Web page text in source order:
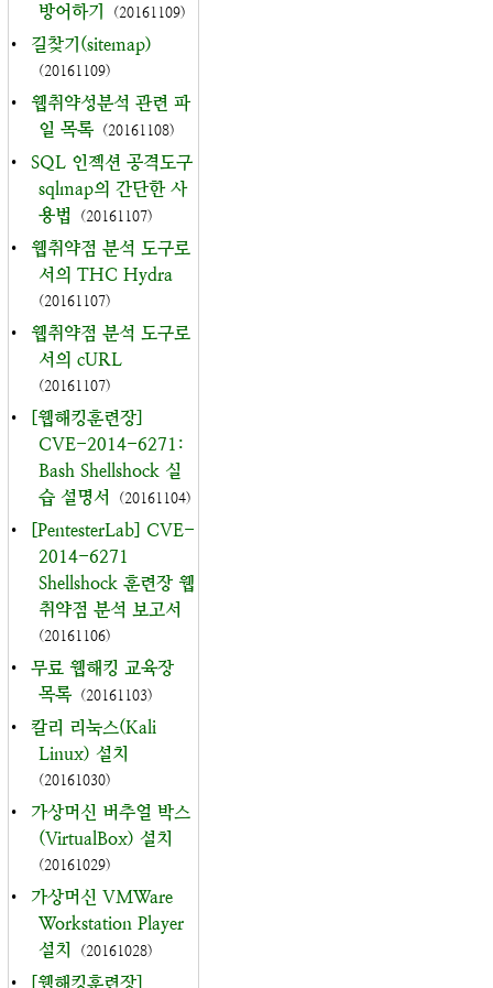
방어하기
(20161109)
• 길찾기(sitemap)
(20161109)
•
웹취약성분석 관련 파
일 목록 (20161108)
•
SQL 인젝션 공격도구
sqlmap의 간단한 사
용법
(20161107)
•
웹취약점 분석 도구로
서의 THC Hydra
(20161107)
•
웹취약점 분석 도구로
서의 cURL
(20161107)
•
[웹해킹훈련장]
CVE-2014-6271:
Bash Shellshock 실
습 설명서
(20161104)
•
[PentesterLab] CVE-
2014-6271
Shellshock 훈련장 웹
취약점 분석 보고서
(20161106)
•
무료 웹해킹 교육장
목록 (20161103)
•
칼리 리눅스(Kali
Linux) 설치
(20161030)
•
가상머신 버추얼 박스
(VirtualBox) 설치
(20161029)
•
가상머신 VMWare
Workstation Player
설치
(20161028)
• [웹해킹훈련장]